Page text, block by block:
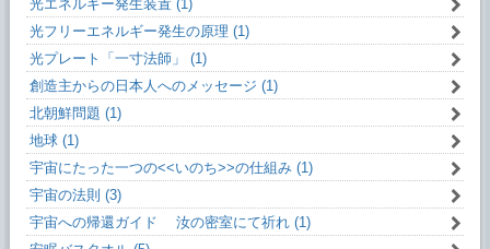
光エネルギー発生装置 (1)
光フリーエネルギー発生の原理 (1)
光プレート「一寸法師」 (1)
創造主からの日本人へのメッセージ (1)
北朝鮮問題 (1)
地球 (1)
宇宙にたった一つの<<いのち>>の仕組み (1)
宇宙の法則 (3)
宇宙への帰還ガイド 汝の密室にて祈れ (1)